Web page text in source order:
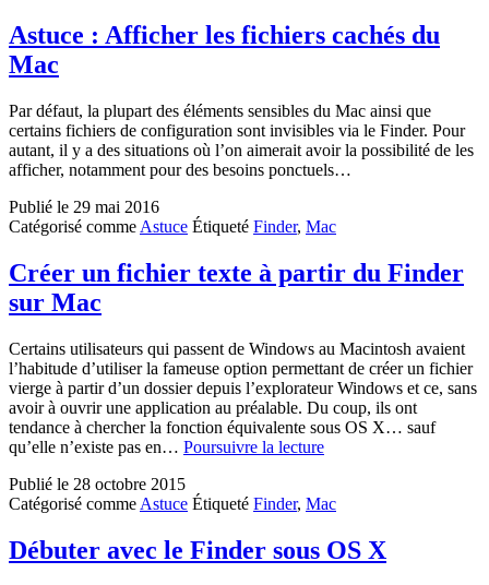
Astuce : Afficher les fichiers cachés du
Mac
Par défaut, la plupart des éléments sensibles du Mac ainsi que
certains fichiers de configuration sont invisibles via le Finder. Pour
autant, il y a des situations où l’on aimerait avoir la possibilité de les
afficher, notamment pour des besoins ponctuels…
Publié le 29 mai 2016
Catégorisé comme Astuce Étiqueté Finder, Mac
Créer un fichier texte à partir du Finder
sur Mac
Certains utilisateurs qui passent de Windows au Macintosh avaient
l’habitude d’utiliser la fameuse option permettant de créer un fichier
vierge à partir d’un dossier depuis l’explorateur Windows et ce, sans
avoir à ouvrir une application au préalable. Du coup, ils ont
tendance à chercher la fonction équivalente sous OS X… sauf
qu’elle n’existe pas en… Poursuivre la lectureCréer
texte
partir
du
Publié le 28 octobre 2015
Catégorisé comme Astuce Étiqueté Finder, Mac
Débuter avec le Finder sous OS X